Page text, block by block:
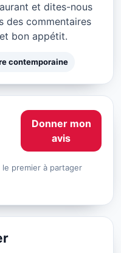
et dites-nous
des commentaires
bon appétit.
contemporaine
Donner mon
avis
premier à partager